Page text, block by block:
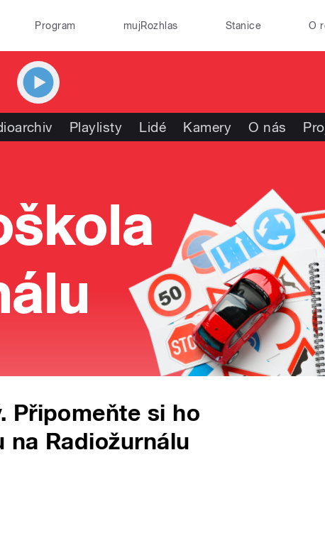
Program mujRozhlas Stanice O
Playlisty Lidé Kamery O nás
Připomeňte si ho
Radiožurnálu